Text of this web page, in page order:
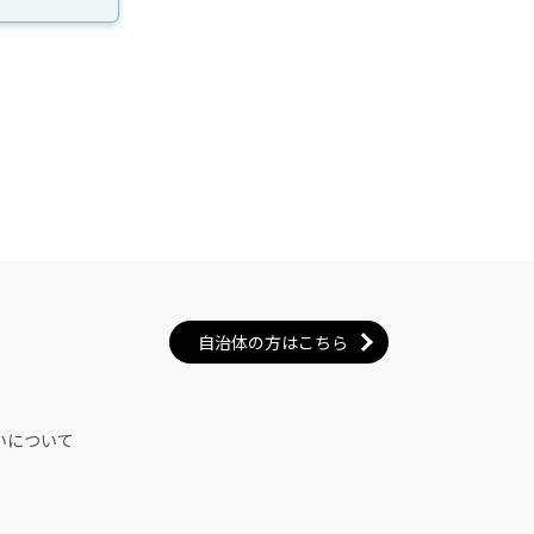
について
自治体の方はこちら